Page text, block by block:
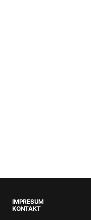
IMPRESUM
KONTAKT